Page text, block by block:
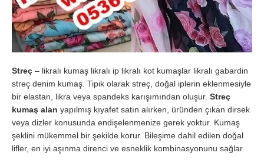
Streç – likralı kumaş likralı ip likralı kot kumaşlar likralı gabardin
streç denim kumaş. Tipik olarak streç, doğal iplerin eklenmesiyle
bir elastan, likra veya spandeks karışımından oluşur. Streç
kumaş alan yapılmış kıyafet satın alırken, üründen çıkan dirsek
veya dizler konusunda endişelenmenize gerek yoktur. Kumaş
şeklini mükemmel bir şekilde korur. Bileşime dahil edilen doğal
lifler, en iyi aşınma direnci ve esneklik kombinasyonunu sağlar.